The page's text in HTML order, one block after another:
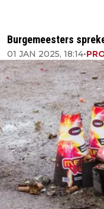
Burgemeesters
01 JAN 2025, 18:14•